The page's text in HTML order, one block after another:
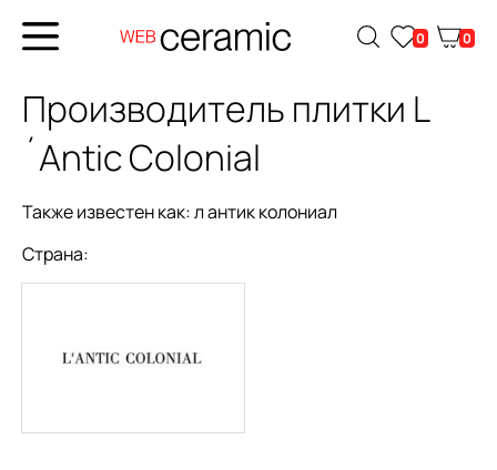
0 0
Производитель плитки L
´Antic Colonial
Также известен как:л антик колониал
Страна: